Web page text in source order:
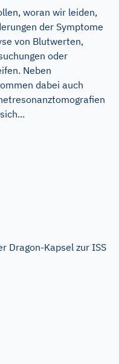
woran wir leiden,
der Symptome
von Blutwerten,
oder
Neben
dabei auch
Dragon-Kapsel zur ISS